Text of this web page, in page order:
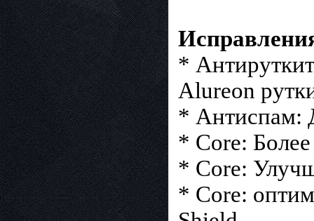
*
Alureon
* Антиспам:
* Core:
* Core:
* Core: